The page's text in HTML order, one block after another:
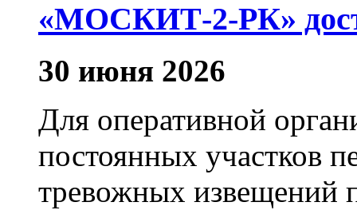
«МОСКИТ-2-РК»
30 июня 2026
Для оперативной
постоянных участков
тревожных извещений